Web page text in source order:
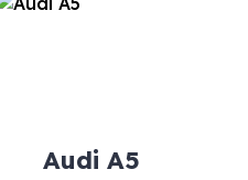
Audi A5